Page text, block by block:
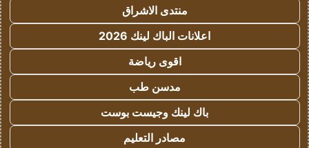
منتدى الاشراق
اعلانات الباك لينك 2026
اقوى رياضة
مدسن طب
باك لينك وجيست بوست
مصادر التعليم